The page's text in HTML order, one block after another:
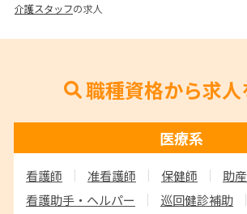
介護スタッフの求人
職種資格から求
医療系
看護師 准看護師 保健師
助
看護助手・ヘルパー
巡回健診補助